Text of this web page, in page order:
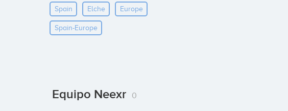
Spain Elche Europe
Spain-Europe
Equipo Neexr 0